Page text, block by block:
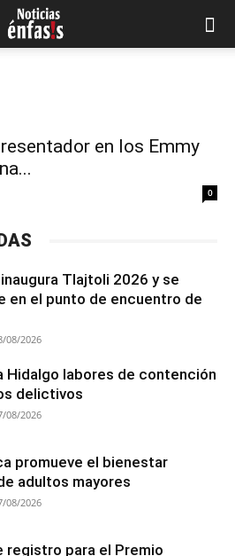
en los Emmy
0
Tlajtoli 2026 y se
en el punto de encuentro de
08/2026
Hidalgo labores de contención
delictivos
08/2026
promueve el bienestar
adultos mayores
08/2026
registro para el Premio